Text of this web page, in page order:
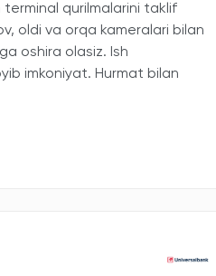
qurilmalarini taklif
oldi va orqa kameralari bilan
oshira olasiz. Ish
imkoniyat. Hurmat bilan